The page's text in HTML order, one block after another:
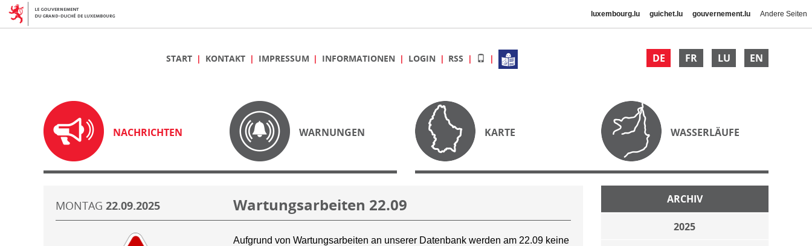
luxembourg.lu guichet.lu gouvernement.lu Andere Seiten
DE FR LU EN
START KONTAKT IMPRESSUM INFORMATIONEN LOGIN RSS
NACHRICHTEN WARNUNGEN KARTE WASSERLÄUFE
ARCHIV
2025
MONTAG 22.09.2025 Wartungsarbeiten 22.09
Aufgrund von Wartungsarbeiten an unserer Datenbank werden am 22.09 keine